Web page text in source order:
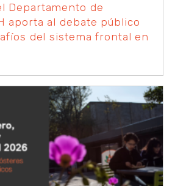
Departamento de
aporta al debate público
del sistema frontal en